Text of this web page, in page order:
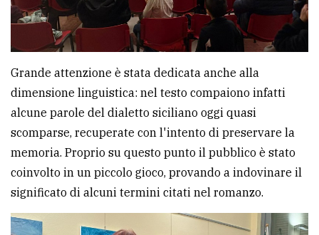
Grande attenzione è stata dedicata anche alla
dimensione linguistica: nel testo compaiono infatti
alcune parole del dialetto siciliano oggi quasi
scomparse, recuperate con l'intento di preservare la
memoria. Proprio su questo punto il pubblico è stato
coinvolto in un piccolo gioco, provando a indovinare il
significato di alcuni termini citati nel romanzo.